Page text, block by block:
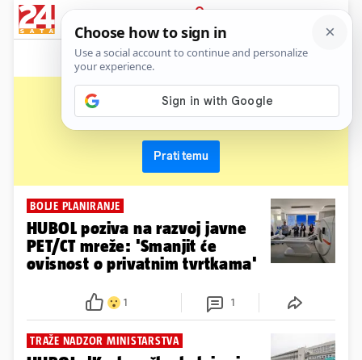
PRIJAVA
News
hubol
Prati temu
BOLJE PLANIRANJE
HUBOL poziva na razvoj javne
PET/CT mreže: 'Smanjit će
ovisnost o privatnim tvrtkama'
1 1
TRAŽE NADZOR MINISTARSTVA